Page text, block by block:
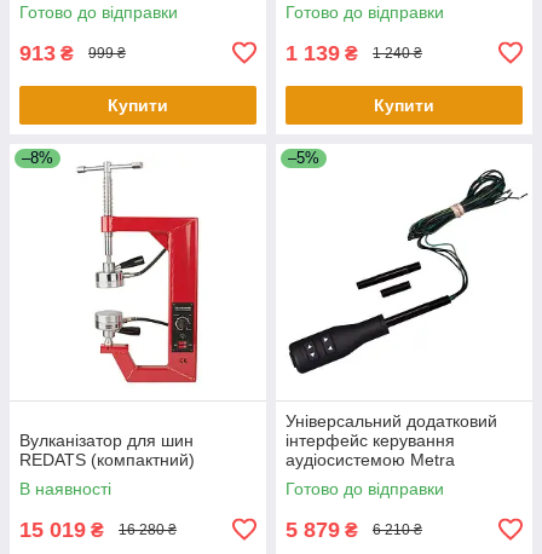
Готово до відправки
913 ₴ 999 ₴
Купити
Готово до відправки
1 139 ₴ 1 240 ₴
Купити
–8%
Вулканізатор для шин
REDATS (компактний)
В наявності
15 019 ₴ 16 280 ₴
–5%
Універсальний додатковий
інтерфейс керування
аудіосистемою Metra
ASWCSTALK
Готово до відправки
5 879 ₴ 6 210 ₴